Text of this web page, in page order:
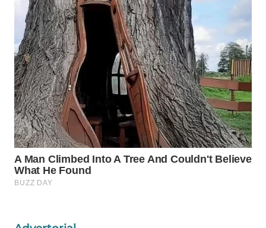
WISATA
LAPAK
WAHANA
Wahana
Network
KONSUMEN
LISTRIK
MASYARAKAT
KELISTRIKAN